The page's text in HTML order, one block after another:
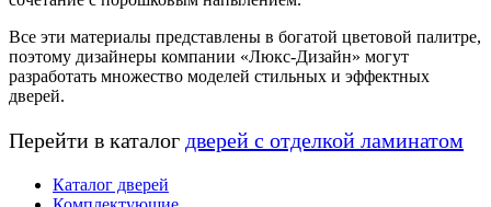
Все эти материалы представлены в богатой цветовой палитре,
поэтому дизайнеры компании «Люкс-Дизайн» могут
разработать множество моделей стильных и эффектных
дверей.
Перейти в каталог дверей с отделкой ламинатом
Каталог дверей